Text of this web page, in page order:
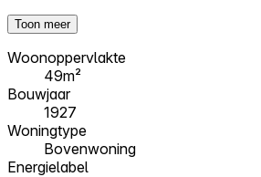
Toon meer
Woonoppervlakte
49m²
Bouwjaar
1927
Woningtype
Bovenwoning
Energielabel